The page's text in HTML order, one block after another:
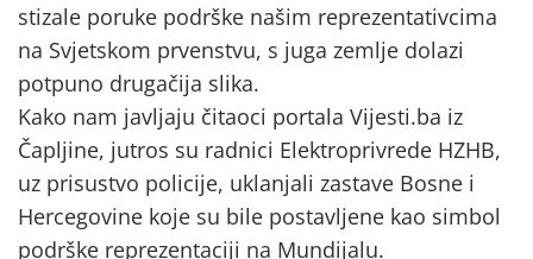
stizale poruke podrške našim reprezentativcima
na Svjetskom prvenstvu, s juga zemlje dolazi
potpuno drugačija slika.
Kako nam javljaju čitaoci portala Vijesti.ba iz
Čapljine, jutros su radnici Elektroprivrede HZHB,
uz prisustvo policije, uklanjali zastave Bosne i
Hercegovine koje su bile postavljene kao simbol
podrške reprezentaciji na Mundijalu.